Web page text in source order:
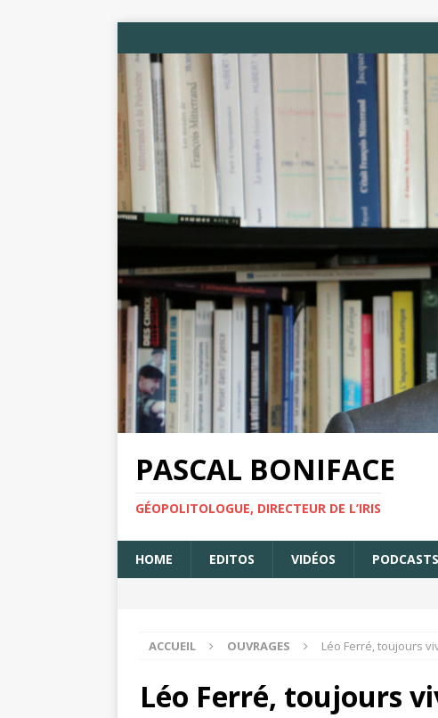
PASCAL BONIFACE
GÉOPOLITOLOGUE, DIRECTEUR DE L’IRIS
HOME EDITOS VIDÉOS PODCASTS
ACCUEIL OUVRAGES Léo Ferré, toujours
Léo Ferré, toujours